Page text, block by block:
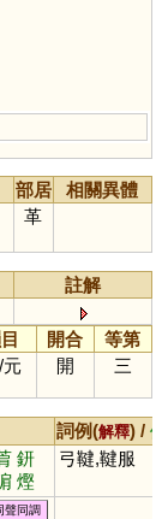
部居
相關異體
革
註解
開合
等第
元 開 三
詞例(解釋) /
鈃
熞
弓鞬,鞬服
聲同調